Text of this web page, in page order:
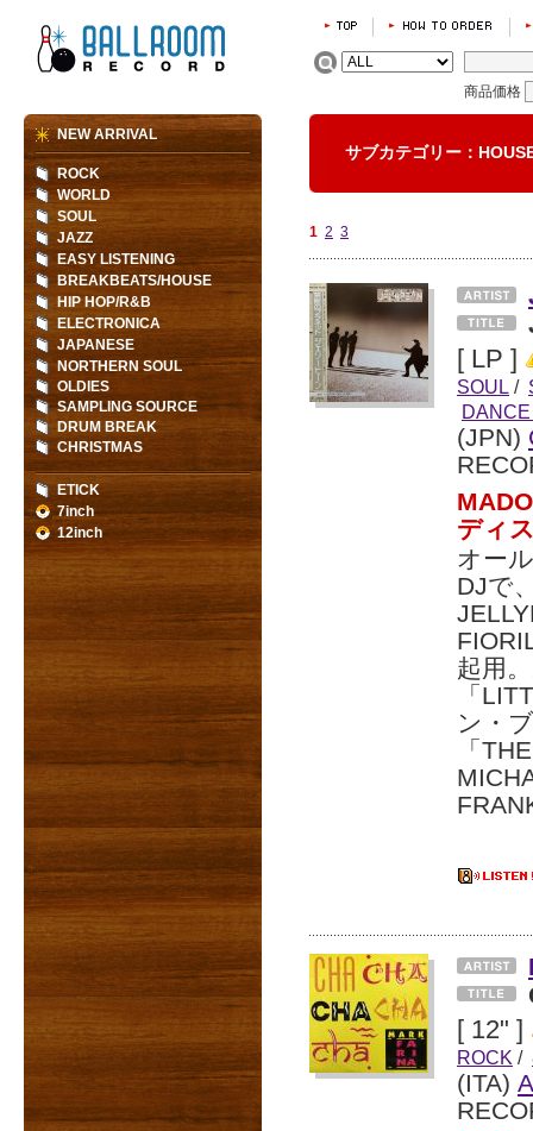
商品価格
サブカテゴリー：
1 2 3
[ LP ]
SOUL /
(JPN)
ディ
オー
DJで
起用
「
ン・
「
[ 12" ]
ROCK /
(ITA)
NEW ARRIVAL
ROCK
WORLD
SOUL
JAZZ
EASY LISTENING
BREAKBEATS/HOUSE
HIP HOP/R&B
ELECTRONICA
JAPANESE
NORTHERN SOUL
OLDIES
SAMPLING SOURCE
DRUM BREAK
CHRISTMAS
ETICK
7inch
12inch